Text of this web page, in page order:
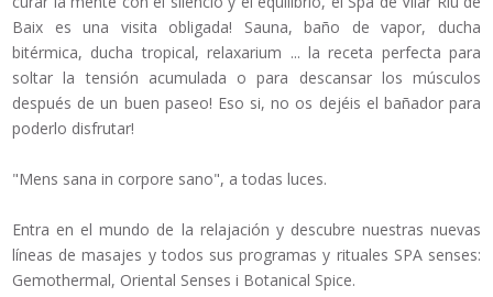
Baix es una visita obligada! Sauna, baño de vapor, ducha
bitérmica, ducha tropical, relaxarium ... la receta perfecta para
soltar la tensión acumulada o para descansar los músculos
después de un buen paseo! Eso si, no os dejéis el bañador para
poderlo disfrutar!
"Mens sana in corpore sano", a todas luces.
Entra en el mundo de la relajación y descubre nuestras nuevas
líneas de masajes y todos sus programas y rituales SPA senses:
Gemothermal, Oriental Senses i Botanical Spice.